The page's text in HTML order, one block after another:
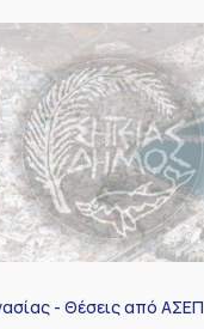
- Θέσεις από ΑΣΕΠ